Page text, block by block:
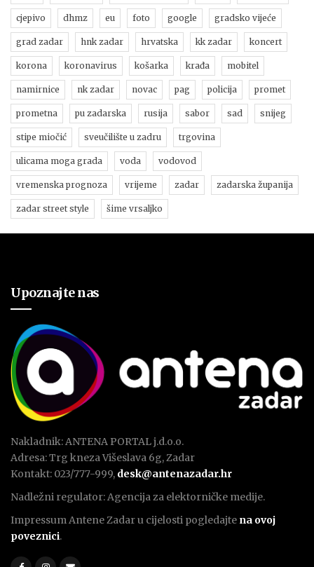
cjepivo dhmz eu foto google gradsko vijeće
grad zadar hnk zadar hrvatska kk zadar koncert
korona koronavirus košarka krađa mobitel
namirnice nk zadar novac pag policija promet
prometna pu zadarska rusija sabor sad snijeg
stipe miočić sveučilište u zadru trgovina
ulicama moga grada voda vodovod
vremenska prognoza vrijeme zadar zadarska županija
zadar street style šime vrsaljko
Upoznajte nas
Nakladnik: ANTENA PORTAL j.d.o.o.
Adresa: Trg kneza Višeslava 6g, Zadar
Kontakt: 023/777-999, desk@antenazadar.hr
Nadležni regulator: Agencija za elektorničke medije.
Impressum Antene Zadar u cijelosti pogledajte na ovoj
poveznici.